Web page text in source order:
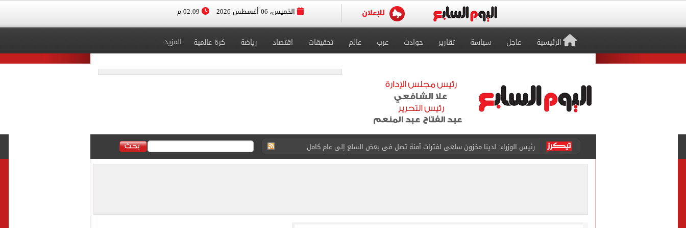
الخميس، 06 أغسطس 2026
الرئيسية عاجل سياسة تقارير حوادث عرب عالم تحقيقات اقتصاد رياضة كرة عالمية المزيد
تنسيق المرحلة الأولى.. التعليم العالى تهيب طلاب الثانوية العامة بسرعة التسجيل